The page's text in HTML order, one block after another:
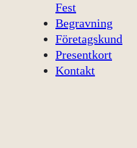
Fest
Begravning
Företagskund
Presentkort
Kontakt